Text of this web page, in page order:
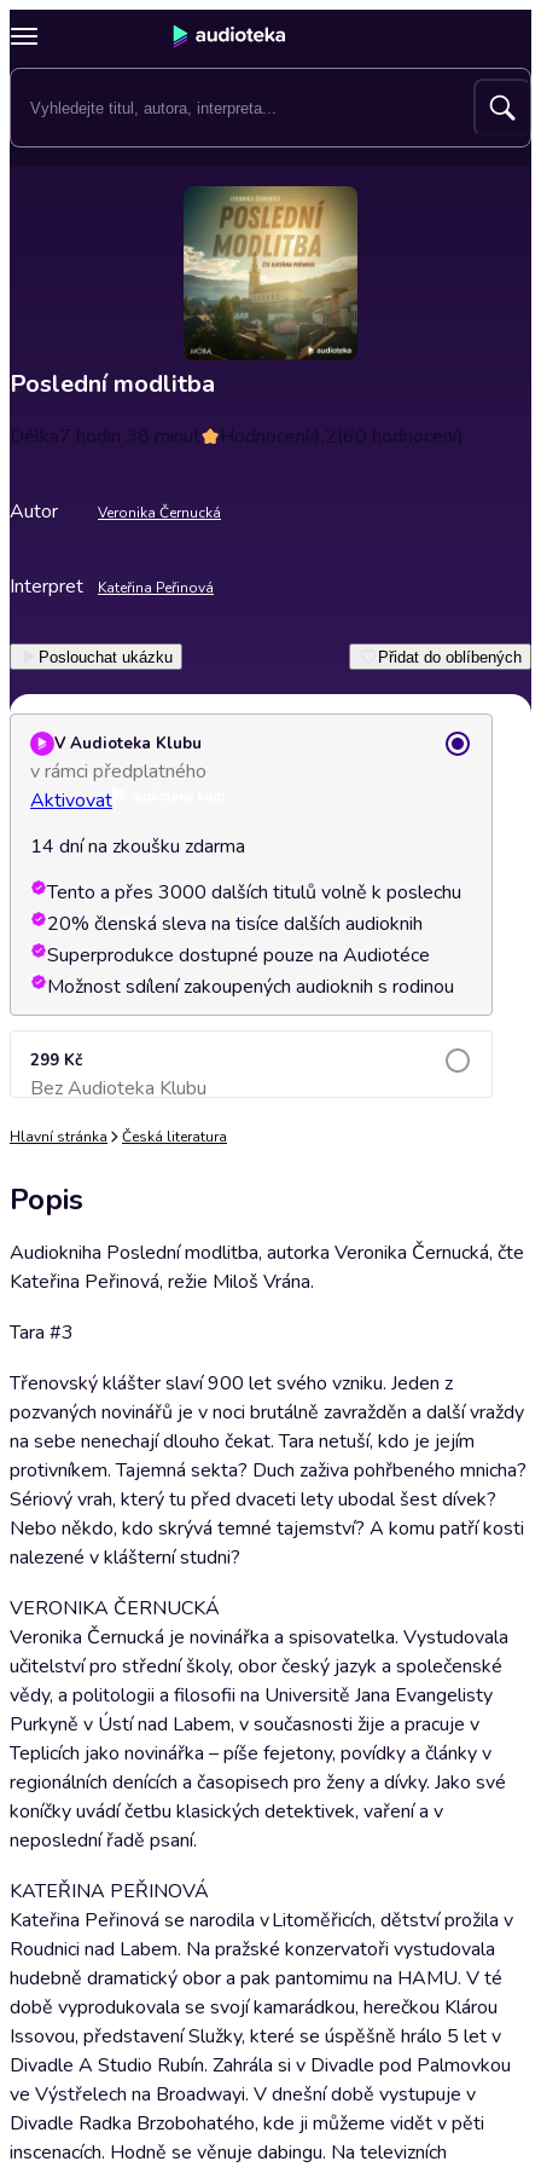
Poslední modlitba
Délka7 hodin 38 minut Hodnocení4.2(60 hodnocení)
Autor Veronika Černucká
Interpret Kateřina Peřinová
Poslouchat ukázku Přidat do oblíbených
V Audioteka Klubu
v rámci předplatného
Aktivovat
14 dní na zkoušku zdarma
Tento a přes 3000 dalších titulů volně k poslechu
20% členská sleva na tisíce dalších audioknih
Superprodukce dostupné pouze na Audiotéce
Možnost sdílení zakoupených audioknih s rodinou
299 Kč
Bez Audioteka KlubuPřidat do košíku
Hlavní stránka Česká literatura
Popis
Audiokniha Poslední modlitba, autorka Veronika Černucká, čte
Kateřina Peřinová, režie Miloš Vrána.
Tara #3
Třenovský klášter slaví 900 let svého vzniku. Jeden z
pozvaných novinářů je v noci brutálně zavražděn a další vraždy
na sebe nenechají dlouho čekat. Tara netuší, kdo je jejím
protivníkem. Tajemná sekta? Duch zaživa pohřbeného mnicha?
Sériový vrah, který tu před dvaceti lety ubodal šest dívek?
Nebo někdo, kdo skrývá temné tajemství? A komu patří kosti
nalezené v klášterní studni?
VERONIKA ČERNUCKÁ
Veronika Černucká je novinářka a spisovatelka. Vystudovala
učitelství pro střední školy, obor český jazyk a společenské
vědy, a politologii a filosofii na Universitě Jana Evangelisty
Purkyně v Ústí nad Labem, v současnosti žije a pracuje v
Teplicích jako novinářka – píše fejetony, povídky a články v
regionálních denících a časopisech pro ženy a dívky. Jako své
koníčky uvádí četbu klasických detektivek, vaření a v
neposlední řadě psaní.
KATEŘINA PEŘINOVÁ
Kateřina Peřinová se narodila v Litoměřicích, dětství prožila v
Roudnici nad Labem. Na pražské konzervatoři vystudovala
hudebně dramatický obor a pak pantomimu na HAMU. V té
době vyprodukovala se svojí kamarádkou, herečkou Klárou
Issovou, představení Služky, které se úspěšně hrálo 5 let v
Divadle A Studio Rubín. Zahrála si v Divadle pod Palmovkou
ve Výstřelech na Broadwayi. V dnešní době vystupuje v
Divadle Radka Brzobohatého, kde ji můžeme vidět v pěti
inscenacích. Hodně se věnuje dabingu. Na televizních